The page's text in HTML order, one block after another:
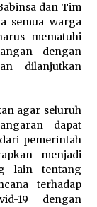
Perkuat
Manfaatnya
dan Tim
semua warga
mematuhi
dengan
dilanjutkan
agar seluruh
dapat
pemerintah
menjadi
lain tentang
terhadap
19 dengan